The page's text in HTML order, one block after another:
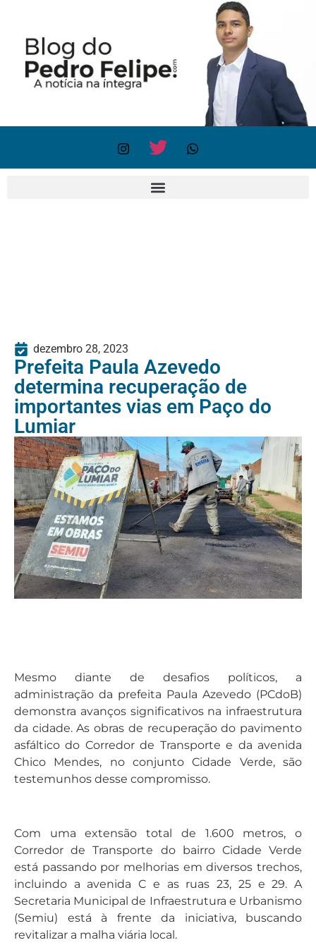
dezembro 28, 2023
Prefeita Paula Azevedo
determina recuperação de
importantes vias em Paço do
Lumiar
Mesmo diante de desafios políticos, a
administração da prefeita Paula Azevedo (PCdoB)
demonstra avanços significativos na infraestrutura
da cidade. As obras de recuperação do pavimento
asfáltico do Corredor de Transporte e da avenida
Chico Mendes, no conjunto Cidade Verde, são
testemunhos desse compromisso.
Com uma extensão total de 1.600 metros, o
Corredor de Transporte do bairro Cidade Verde
está passando por melhorias em diversos trechos,
incluindo a avenida C e as ruas 23, 25 e 29. A
Secretaria Municipal de Infraestrutura e Urbanismo
(Semiu) está à frente da iniciativa, buscando
revitalizar a malha viária local.